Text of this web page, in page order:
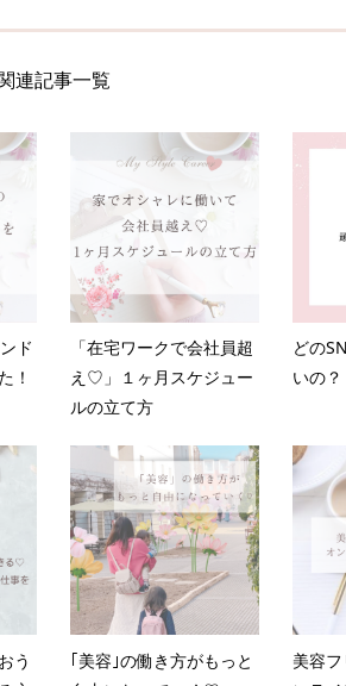
連記事一覧
ド
！
「在宅ワークで会社員超
え♡」１ヶ月スケジュー
ルの立て方
どの
いの？
う
｢美容｣の働き方がもっと
美容